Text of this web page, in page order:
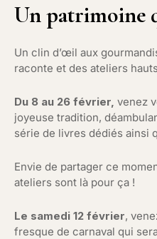
Un patrimoine
Un clin d’œil aux
raconte et des ateliers
Du 8 au 26 février, venez
joyeuse tradition,
série de livres dédiés ainsi
Envie de partager ce
ateliers sont là pour ça !
Le samedi 12 février,
fresque de carnaval qui